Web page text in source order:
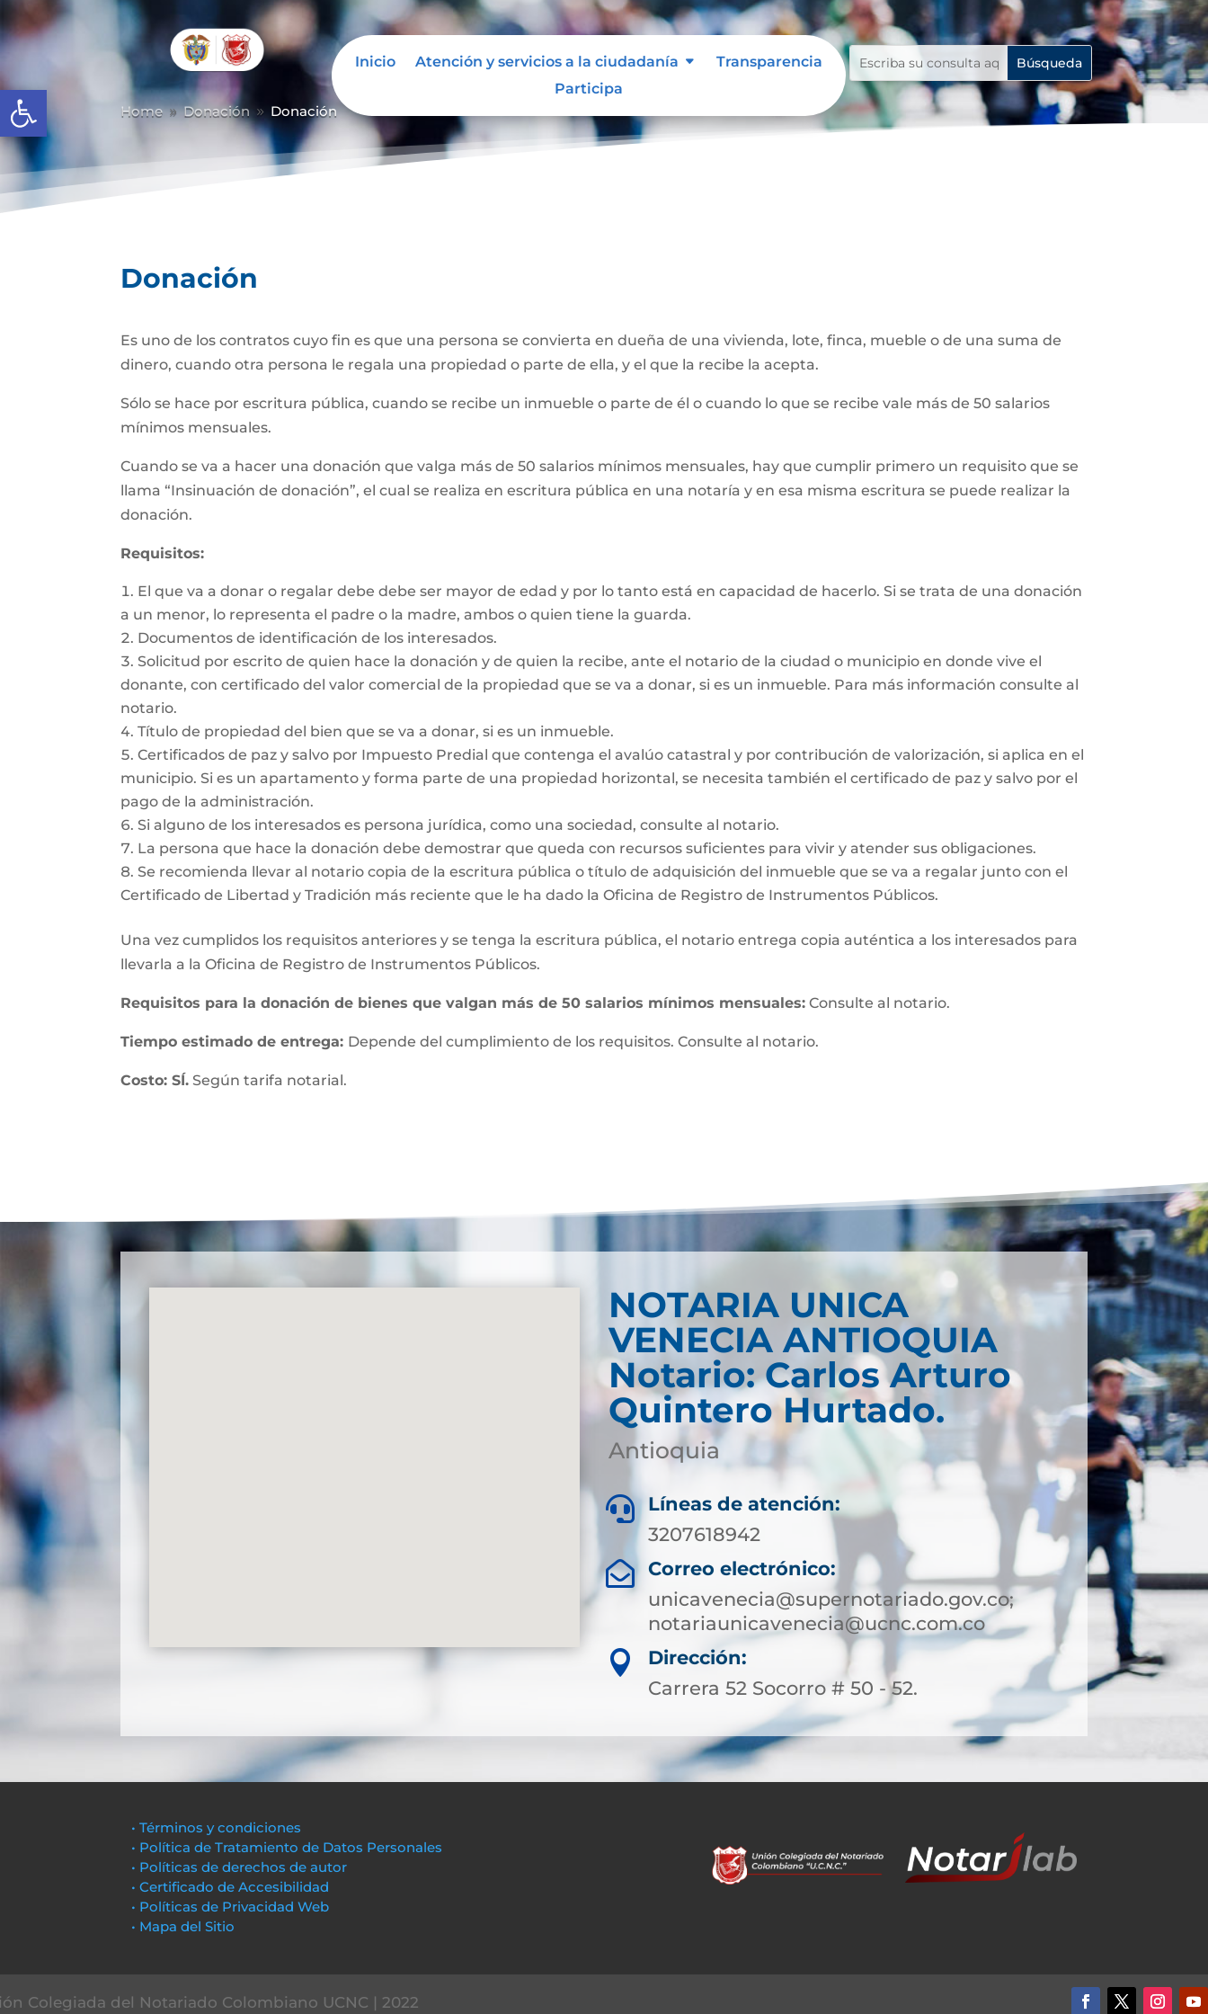
Abrir barra de herramientas
Inicio Atención y servicios a la ciudadanía
Transparencia
Participa
Home 9 Donación 9 Donación
Donación
Es uno de los contratos cuyo fin es que una persona se convierta en dueña de una vivienda, lote, finca, mueble o de una suma de
dinero, cuando otra persona le regala una propiedad o parte de ella, y el que la recibe la acepta.
Sólo se hace por escritura pública, cuando se recibe un inmueble o parte de él o cuando lo que se recibe vale más de 50 salarios
mínimos mensuales.
Cuando se va a hacer una donación que valga más de 50 salarios mínimos mensuales, hay que cumplir primero un requisito que se
llama “Insinuación de donación”, el cual se realiza en escritura pública en una notaría y en esa misma escritura se puede realizar la
donación.
Requisitos:
El que va a donar o regalar debe debe ser mayor de edad y por lo tanto está en capacidad de hacerlo. Si se trata de una donación
a un menor, lo representa el padre o la madre, ambos o quien tiene la guarda.
Documentos de identificación de los interesados.
Solicitud por escrito de quien hace la donación y de quien la recibe, ante el notario de la ciudad o municipio en donde vive el
donante, con certificado del valor comercial de la propiedad que se va a donar, si es un inmueble. Para más información consulte al
notario.
Título de propiedad del bien que se va a donar, si es un inmueble.
Certificados de paz y salvo por Impuesto Predial que contenga el avalúo catastral y por contribución de valorización, si aplica en el
municipio. Si es un apartamento y forma parte de una propiedad horizontal, se necesita también el certificado de paz y salvo por el
pago de la administración.
Si alguno de los interesados es persona jurídica, como una sociedad, consulte al notario.
La persona que hace la donación debe demostrar que queda con recursos suficientes para vivir y atender sus obligaciones.
Se recomienda llevar al notario copia de la escritura pública o título de adquisición del inmueble que se va a regalar junto con el
Certificado de Libertad y Tradición más reciente que le ha dado la Oficina de Registro de Instrumentos Públicos.
Una vez cumplidos los requisitos anteriores y se tenga la escritura pública, el notario entrega copia auténtica a los interesados para
llevarla a la Oficina de Registro de Instrumentos Públicos.
Requisitos para la donación de bienes que valgan más de 50 salarios mínimos mensuales: Consulte al notario.
Tiempo estimado de entrega: Depende del cumplimiento de los requisitos. Consulte al notario.
Costo: SÍ. Según tarifa notarial.
NOTARIA UNICA
VENECIA ANTIOQUIA
Notario: Carlos Arturo
Quintero Hurtado.
Antioquia

Líneas de atención:
3207618942

Correo electrónico:
unicavenecia@supernotariado.gov.co;
notariaunicavenecia@ucnc.com.co

Dirección:
Carrera 52 Socorro # 50 - 52.
• Términos y condiciones
• Política de Tratamiento de Datos Personales
• Políticas de derechos de autor
• Certificado de Accesibilidad
• Políticas de Privacidad Web
• Mapa del Sitio
Colegiada del Notariado Colombiano UCNC | 2022